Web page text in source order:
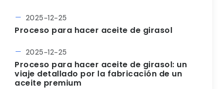
2025-12-25
Proceso para hacer aceite de girasol
2025-12-25
Proceso para hacer aceite de girasol: un
viaje detallado por la fabricación de un
aceite premium